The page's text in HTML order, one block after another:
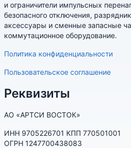
и ограничители импульсных
безопасного отключения,
аксессуары и сменные запасные
коммутационное оборудование.
Политика конфиденциальности
Пользовательское соглашение
Реквизиты
АО «АРТСИ ВОСТОК»
ИНН 9705226701 КПП 770501001
ОГРН 1247700438083